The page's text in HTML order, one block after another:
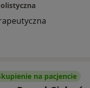
na pacjencie